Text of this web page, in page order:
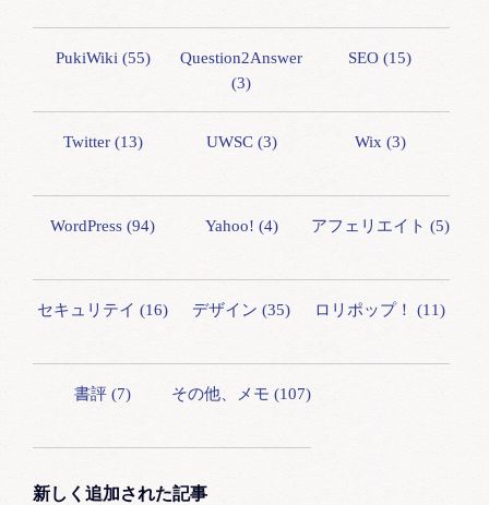
PukiWiki (55)
Question2Answer
(3)
SEO (15)
Twitter (13) UWSC (3) Wix (3)
WordPress (94) Yahoo! (4) アフェリエイト (5)
セキュリテイ (16) デザイン (35) ロリポップ！ (11)
書評 (7) その他、メモ (107)
新しく追加された記事